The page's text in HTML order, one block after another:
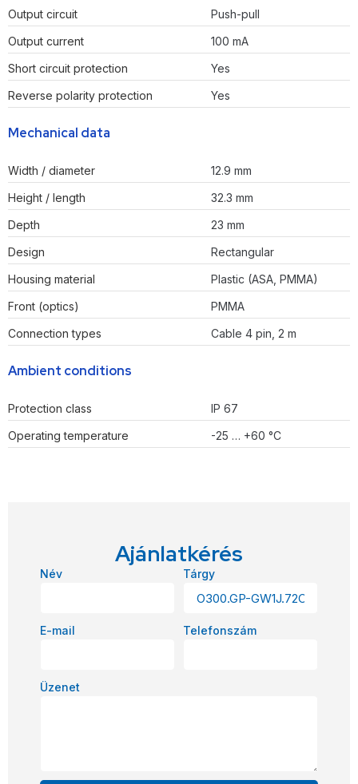
Output circuit
Push-pull
Output current
100 mA
Short circuit protection
Yes
Reverse polarity protection
Yes
Mechanical data
Width / diameter
12.9 mm
Height / length
32.3 mm
Depth
23 mm
Design
Rectangular
Housing material
Plastic (ASA, PMMA)
Front (optics)
PMMA
Connection types
Cable 4 pin, 2 m
Ambient conditions
Protection class
IP 67
Operating temperature
-25 … +60 °C
Ajánlatkérés
Név Tárgy
E-mail Telefonszám
Üzenet